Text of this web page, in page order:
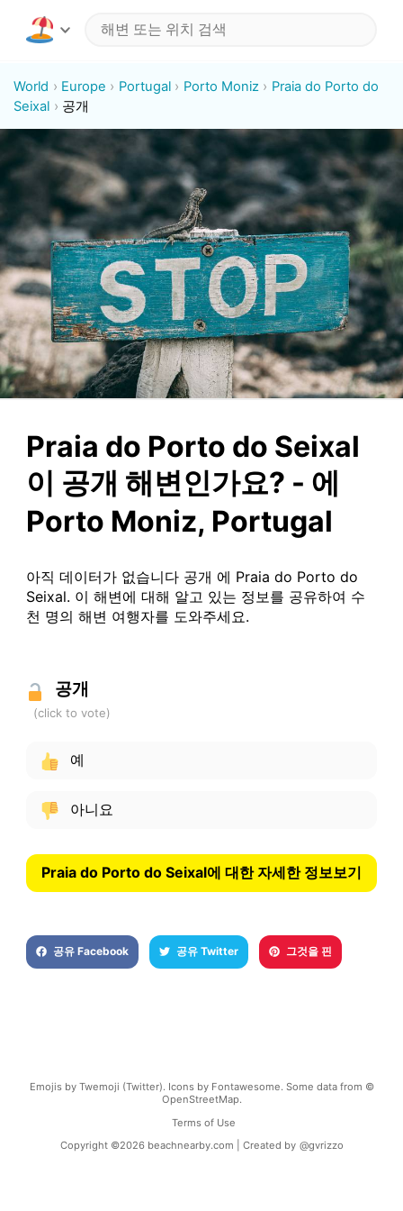
World Europe Portugal Porto Moniz
Praia do Porto do
Seixal
공개
Praia do Porto do Seixal
이 공개 해변인가요? - 에
Porto Moniz, Portugal
아직 데이터가 없습니다 공개 에 Praia do Porto do
Seixal. 이 해변에 대해 알고 있는 정보를 공유하여 수
천 명의 해변 여행자를 도와주세요.
공개
예
아니요
Praia do Porto do Seixal에 대한 자세한 정보보기
공유 Facebook 공유 Twitter 그것을 핀
Emojis by Twemoji (Twitter). Icons by Fontawesome. Some data from ©
OpenStreetMap.
Terms of Use
Copyright ©2026 beachnearby.com | Created by @gvrizzo